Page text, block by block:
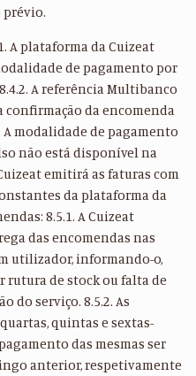
prévio.
A plataforma da Cuizeat
de pagamento por
A referência Multibanco
confirmação da encomenda
A modalidade de pagamento
não está disponível na
emitirá as faturas com
da plataforma da
8.5.1. A Cuizeat
das encomendas nas
utilizador, informando-o,
rutura de stock ou falta de
do serviço. 8.5.2. As
quintas e sextas-
das mesmas ser
anterior, respetivamente